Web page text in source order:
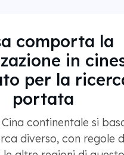
comporta la
in
per la
portata
continentale si
diverso, con regole